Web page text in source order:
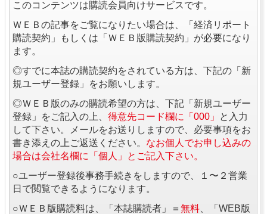
このコンテンツは購読会員向けサービスです。
ＷＥＢの記事をご覧になりたい場合は、「経済リポート
購読契約」もしくは「ＷＥＢ版購読契約」が必要になり
ます。
◎すでに本誌の購読契約をされている方は、下記の「新
規ユーザー登録」をお願いします。
◎ＷＥＢ版のみの購読希望の方は、下記「新規ユーザー
登録」をご記入の上、 得意先コード欄に「000」
と入力
して下さい。メールをお送りしますので、必要事項をお
書き添えの上ご返送ください。 なお個人でお申し込みの
場合は会社名欄に「個人」とご記入下さい。
○ユーザー登録後事務手続きをしますので、１〜２営業
日で閲覧できるようになります。
○ＷＥＢ版購読料は、「本誌購読者」＝ 無料 、「WEB版